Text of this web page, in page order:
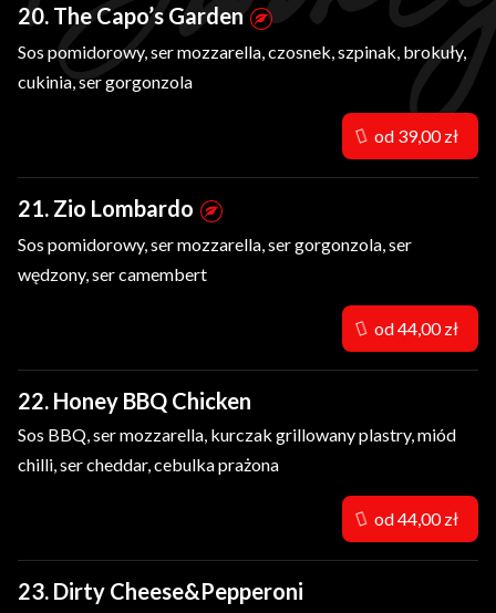
20. The Capo’s Garden
Sos pomidorowy, ser mozzarella, czosnek, szpinak, brokuły,
cukinia, ser gorgonzola
21. Zio Lombardo
Sos pomidorowy, ser mozzarella, ser gorgonzola, ser
wędzony, ser camembert
22. Honey BBQ Chicken
Sos BBQ, ser mozzarella, kurczak grillowany plastry, miód
chilli, ser cheddar, cebulka prażona
23. Dirty Cheese&Pepperoni